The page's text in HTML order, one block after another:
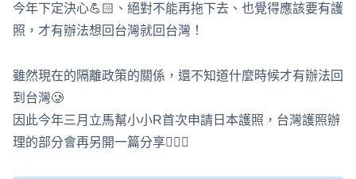
今年下定決心💪🏻、絕對不能再拖下去、也覺得應該要有護
照，才有辦法想回台灣就回台灣！
雖然現在的隔離政策的關係，還不知道什麼時候才有辦法回
到台灣🥲
因此今年三月立馬幫小小R首次申請日本護照，台灣護照辦
理的部分會再另開一篇分享💁🏻‍♀️